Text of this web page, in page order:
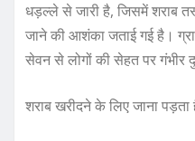
धड़ल्ले से जारी है, जिसमें शराब
जाने की आशंका जताई गई है।
सेवन से लोगों की सेहत पर गंभीर
शराब खरीदने के लिए जाना